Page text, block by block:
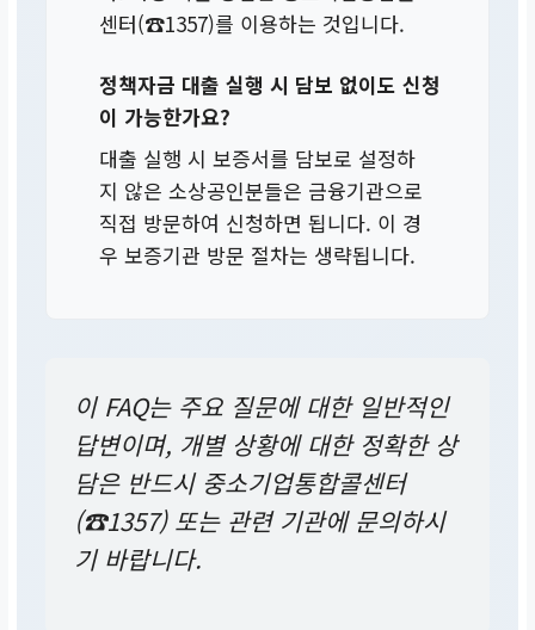
센터(☎1357)를 이용하는 것입니다.
정책자금 대출 실행 시 담보 없이도 신청
이 가능한가요?
대출 실행 시 보증서를 담보로 설정하
지 않은 소상공인분들은 금융기관으로
직접 방문하여 신청하면 됩니다. 이 경
우 보증기관 방문 절차는 생략됩니다.
이 FAQ는 주요 질문에 대한 일반적인
답변이며, 개별 상황에 대한 정확한 상
담은 반드시 중소기업통합콜센터
(☎1357) 또는 관련 기관에 문의하시
기 바랍니다.